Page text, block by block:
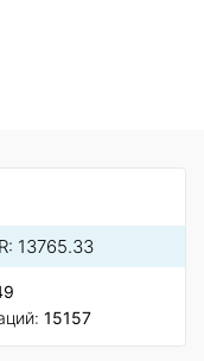
13765.33
15157